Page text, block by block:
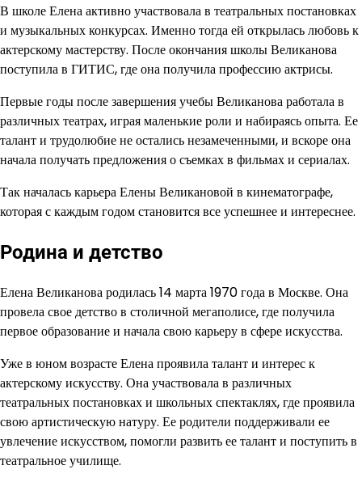
В школе Елена активно участвовала в театральных постановках
и музыкальных конкурсах. Именно тогда ей открылась любовь к
актерскому мастерству. После окончания школы Великанова
поступила в ГИТИС, где она получила профессию актрисы.
Первые годы после завершения учебы Великанова работала в
различных театрах, играя маленькие роли и набираясь опыта. Ее
талант и трудолюбие не остались незамеченными, и вскоре она
начала получать предложения о съемках в фильмах и сериалах.
Так началась карьера Елены Великановой в кинематографе,
которая с каждым годом становится все успешнее и интереснее.
Родина и детство
Елена Великанова родилась 14 марта 1970 года в Москве. Она
провела свое детство в столичной мегаполисе, где получила
первое образование и начала свою карьеру в сфере искусства.
Уже в юном возрасте Елена проявила талант и интерес к
актерскому искусству. Она участвовала в различных
театральных постановках и школьных спектаклях, где проявила
свою артистическую натуру. Ее родители поддерживали ее
увлечение искусством, помогли развить ее талант и поступить в
театральное училище.